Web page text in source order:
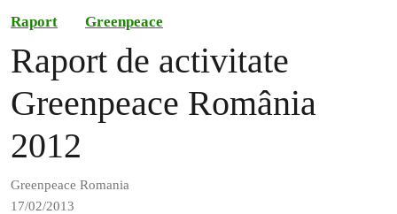
Raport Greenpeace
Raport de activitate
Greenpeace România
2012
Greenpeace Romania
17/02/2013